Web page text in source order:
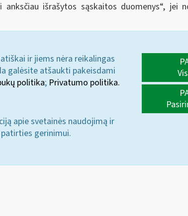
išrašytos sąskaitos duomenys“, jei
ir jiems nėra reikalingas
galėsite atšaukti pakeisdami
politika; Privatumo politika.
apie svetainės naudojimą ir
gerinimui.